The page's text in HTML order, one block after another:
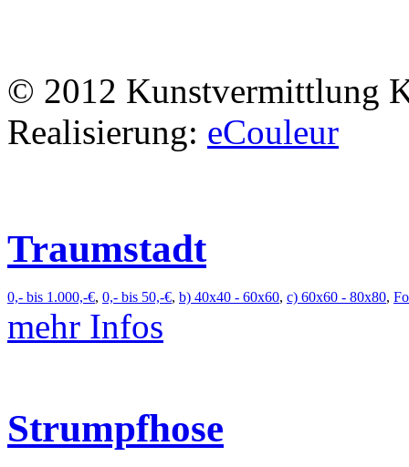
© 2012 Kunstvermittlung
Realisierung: eCouleur
Traumstadt
0,- bis 1.000,-€, 0,- bis 50,-€, b) 40x40 - 60x60, c) 60x60 - 80x80,
mehr Infos
Strumpfhose